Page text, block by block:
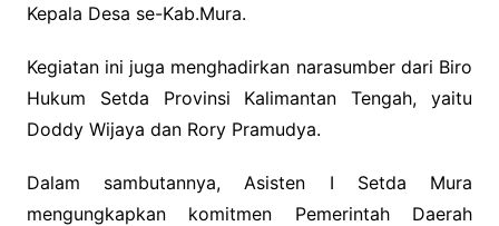
Kepala Desa se-Kab.Mura.
Kegiatan ini juga menghadirkan narasumber dari Biro
Hukum Setda Provinsi Kalimantan Tengah, yaitu
Doddy Wijaya dan Rory Pramudya.
Dalam sambutannya, Asisten I Setda Mura
mengungkapkan komitmen Pemerintah Daerah